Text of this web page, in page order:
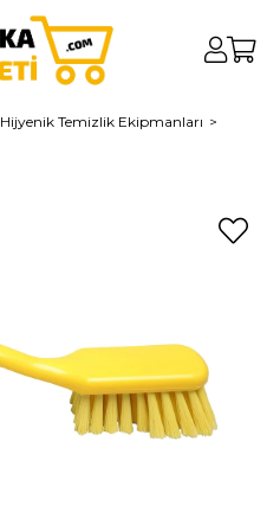
Hijyenik Temizlik Ekipmanları